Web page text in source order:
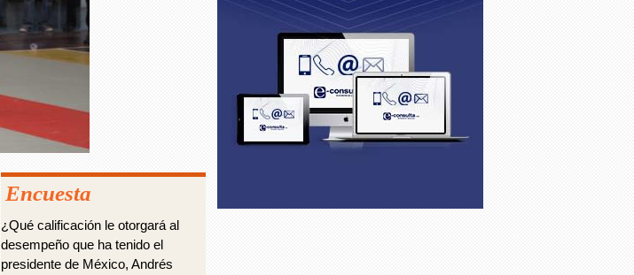
Encuesta
¿Qué calificación le otorgará al
desempeño que ha tenido el
presidente de México, Andrés